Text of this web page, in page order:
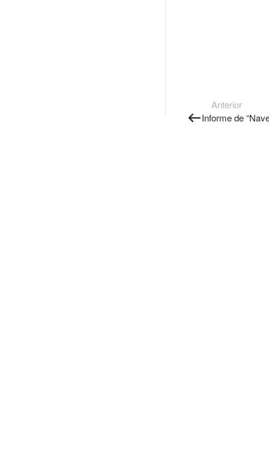
Anterior
Informe de